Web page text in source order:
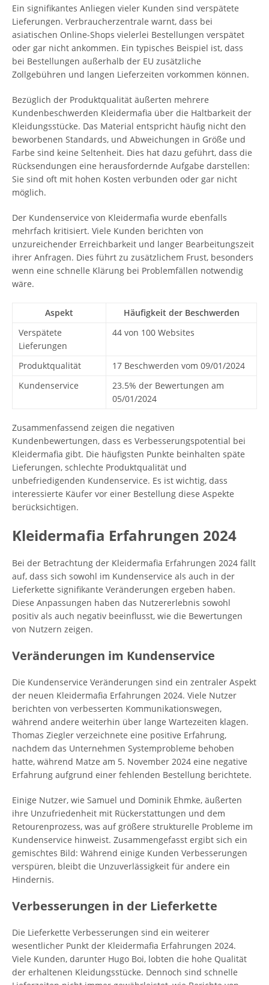
Ein signifikantes Anliegen vieler Kunden sind verspätete
Lieferungen. Verbraucherzentrale warnt, dass bei
asiatischen Online-Shops vielerlei Bestellungen verspätet
oder gar nicht ankommen. Ein typisches Beispiel ist, dass
bei Bestellungen außerhalb der EU zusätzliche
Zollgebühren und langen Lieferzeiten vorkommen können.
Bezüglich der Produktqualität äußerten mehrere
Kundenbeschwerden Kleidermafia über die Haltbarkeit der
Kleidungsstücke. Das Material entspricht häufig nicht den
beworbenen Standards, und Abweichungen in Größe und
Farbe sind keine Seltenheit. Dies hat dazu geführt, dass die
Rücksendungen eine herausfordernde Aufgabe darstellen:
Sie sind oft mit hohen Kosten verbunden oder gar nicht
möglich.
Der Kundenservice von Kleidermafia wurde ebenfalls
mehrfach kritisiert. Viele Kunden berichten von
unzureichender Erreichbarkeit und langer Bearbeitungszeit
ihrer Anfragen. Dies führt zu zusätzlichem Frust, besonders
wenn eine schnelle Klärung bei Problemfällen notwendig
wäre.
Aspekt
Häufigkeit der Beschwerden
Verspätete
Lieferungen
44 von 100 Websites
Produktqualität
17 Beschwerden vom 09/01/2024
Kundenservice
23.5% der Bewertungen am
05/01/2024
Zusammenfassend zeigen die negativen
Kundenbewertungen, dass es Verbesserungspotential bei
Kleidermafia gibt. Die häufigsten Punkte beinhalten späte
Lieferungen, schlechte Produktqualität und
unbefriedigenden Kundenservice. Es ist wichtig, dass
interessierte Käufer vor einer Bestellung diese Aspekte
berücksichtigen.
Kleidermafia Erfahrungen 2024
Bei der Betrachtung der Kleidermafia Erfahrungen 2024 fällt
auf, dass sich sowohl im Kundenservice als auch in der
Lieferkette signifikante Veränderungen ergeben haben.
Diese Anpassungen haben das Nutzererlebnis sowohl
positiv als auch negativ beeinflusst, wie die Bewertungen
von Nutzern zeigen.
Veränderungen im Kundenservice
Die Kundenservice Veränderungen sind ein zentraler Aspekt
der neuen Kleidermafia Erfahrungen 2024. Viele Nutzer
berichten von verbesserten Kommunikationswegen,
während andere weiterhin über lange Wartezeiten klagen.
Thomas Ziegler verzeichnete eine positive Erfahrung,
nachdem das Unternehmen Systemprobleme behoben
hatte, während Matze am 5. November 2024 eine negative
Erfahrung aufgrund einer fehlenden Bestellung berichtete.
Einige Nutzer, wie Samuel und Dominik Ehmke, äußerten
ihre Unzufriedenheit mit Rückerstattungen und dem
Retourenprozess, was auf größere strukturelle Probleme im
Kundenservice hinweist. Zusammengefasst ergibt sich ein
gemischtes Bild: Während einige Kunden Verbesserungen
verspüren, bleibt die Unzuverlässigkeit für andere ein
Hindernis.
Verbesserungen in der Lieferkette
Die Lieferkette Verbesserungen sind ein weiterer
wesentlicher Punkt der Kleidermafia Erfahrungen 2024.
Viele Kunden, darunter Hugo Boi, lobten die hohe Qualität
der erhaltenen Kleidungsstücke. Dennoch sind schnelle